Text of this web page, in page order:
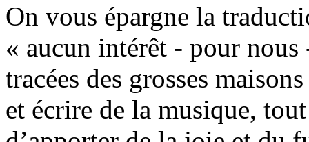
On vous épargne la
« aucun intérêt - pour
tracées des grosses
et écrire de la musique,